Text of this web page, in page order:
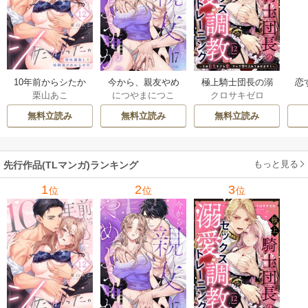
10年前からシたか
った。～理性爆散
した幼馴染のわか
らせＨ
栗山あこ
無料立読み
今から、親友やめ
ようか。～腐れ縁
同僚は甘い快楽で
私を壊す～
につやまにつこ
無料立読み
極上騎士団長の溺
愛調教～その巨大
すぎる愛、すべて
受け入れてみせま
クロサキゼロ
無料立読み
恋
先行作品(TLマンガ)ランキング もっと見る
1位 2位 3位